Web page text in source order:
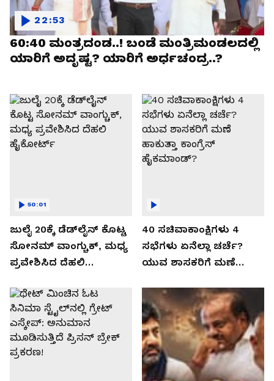
60:40 ಮಂತ್ರದಂಡ..! ಬಂಡೆ ಮಂತ್ರಿಮಂಡಲದಲ್ಲಿ
ಯಾರಿಗೆ ಅದೃಷ್ಟ? ಯಾರಿಗೆ ಅರ್ಧಚಂದ್ರ..?
22:53
ಜುಲೈ 20ಕ್ಕೆ ಡೆಡ್‌ಲೈನ್ ಕೊಟ್ಟ
ಸೋನಮ್ ವಾಂಗ್ಚುಕ್, ಮಧ್ಯ
ಪ್ರವೇಶಿಸಿದ ದೆಹಲಿ
50:01
40 ಸಚಿವಾಕಾಂಕ್ಷಿಗಳು 4
ಸಭೆಗಳು ಏನೆಲ್ಲಾ ಚರ್ಚೆ?
ಯುವ ಶಾಸಕರಿಗೆ ಮಣೆ
ಹೈಕಮಾಂಡ್?